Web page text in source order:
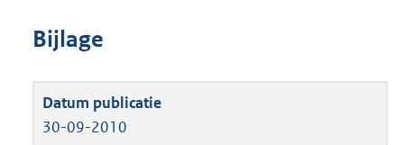
Bijlage
30-09-2010